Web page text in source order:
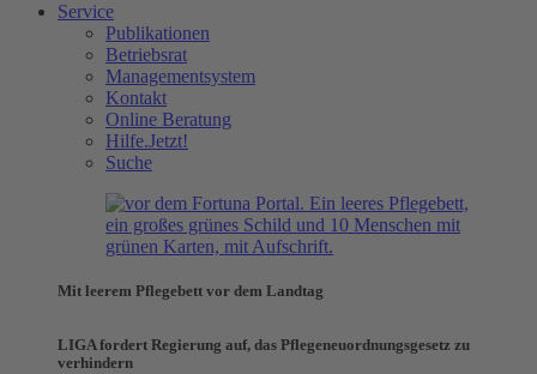
Service
Publikationen
Betriebsrat
Managementsystem
Kontakt
Online Beratung
Hilfe.Jetzt!
Suche
Mit leerem Pflegebett vor dem Landtag
LIGA fordert Regierung auf, das Pflegeneuordnungsgesetz zu
verhindern